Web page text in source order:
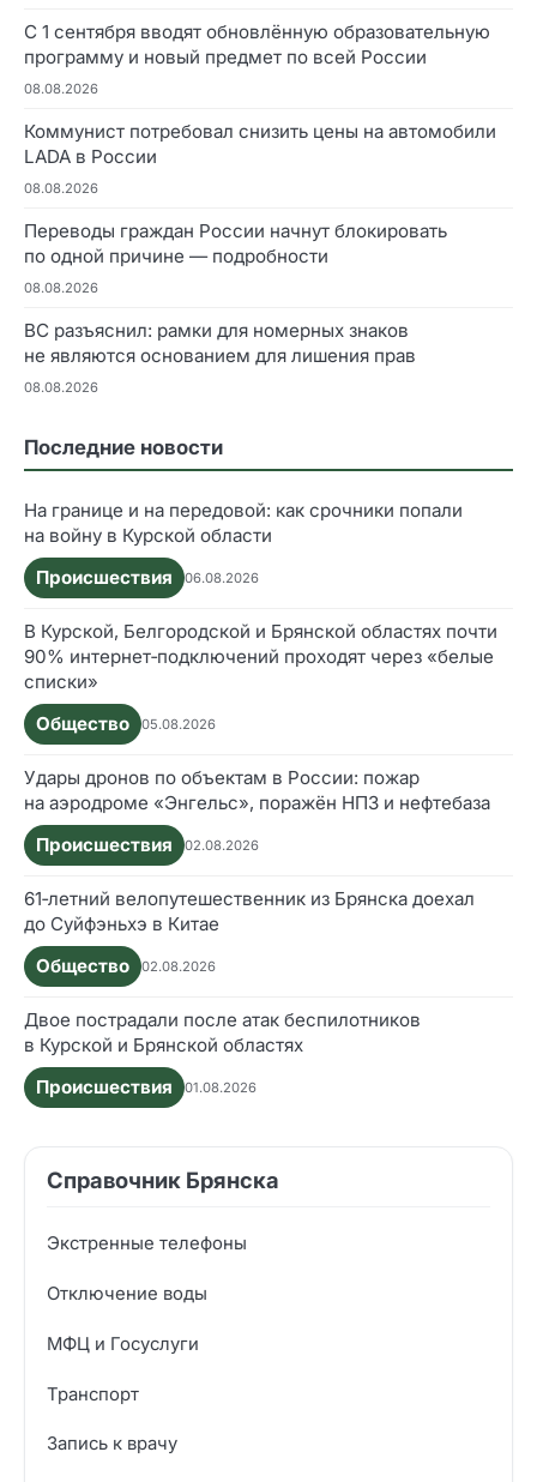
С 1 сентября вводят обновлённую образовательную
программу и новый предмет по всей России
08.08.2026
Коммунист потребовал снизить цены на автомобили
LADA в России
08.08.2026
Переводы граждан России начнут блокировать
по одной причине — подробности
08.08.2026
ВС разъяснил: рамки для номерных знаков
не являются основанием для лишения прав
08.08.2026
Последние новости
На границе и на передовой: как срочники попали
на войну в Курской области
Происшествия
06.08.2026
В Курской, Белгородской и Брянской областях почти
90% интернет‑подключений проходят через «белые
списки»
Общество
05.08.2026
Удары дронов по объектам в России: пожар
на аэродроме «Энгельс», поражён НПЗ и нефтебаза
Происшествия
02.08.2026
61‑летний велопутешественник из Брянска доехал
до Суйфэньхэ в Китае
Общество
02.08.2026
Двое пострадали после атак беспилотников
в Курской и Брянской областях
Происшествия
01.08.2026
Справочник Брянска
Экстренные телефоны
Отключение воды
МФЦ и Госуслуги
Транспорт
Запись к врачу